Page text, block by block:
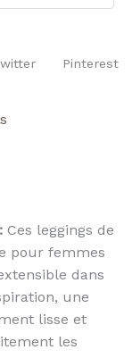
Pinterest
Ces leggings de
pour femmes
dans
une
lisse et
les